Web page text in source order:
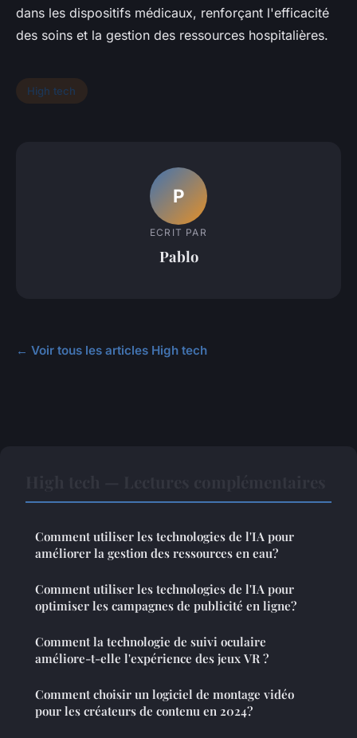
dans les dispositifs médicaux, renforçant l'efficacité
des soins et la gestion des ressources hospitalières.
High tech
P
ECRIT PAR
Pablo
← Voir tous les articles High tech
Comment utiliser les technologies de l'IA pour
améliorer la gestion des ressources en eau?
Comment utiliser les technologies de l'IA pour
optimiser les campagnes de publicité en ligne?
Comment la technologie de suivi oculaire
améliore-t-elle l'expérience des jeux VR ?
Comment choisir un logiciel de montage vidéo
pour les créateurs de contenu en 2024?